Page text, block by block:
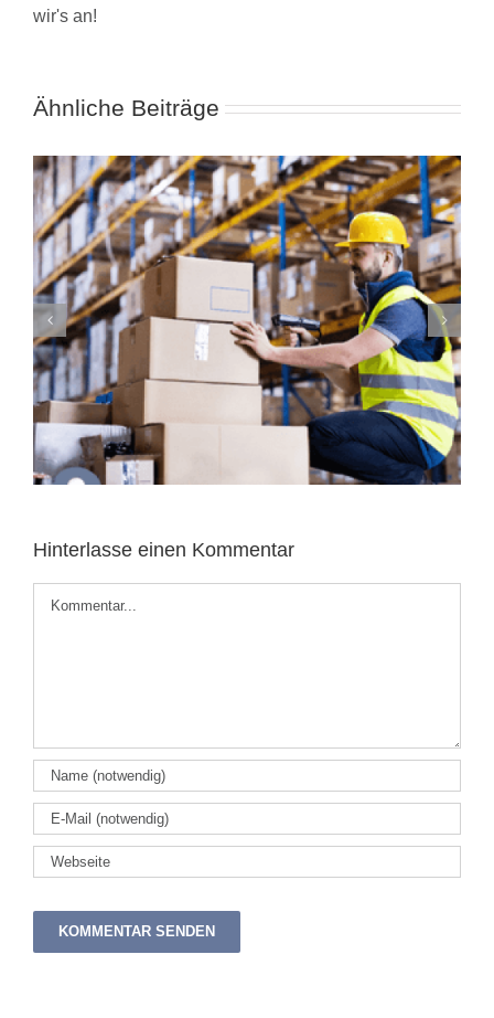
wir's an!
Ähnliche Beiträge
Unternehmensstandort: So findest du
den perfekten Standort für dein
Unternehmen
Hinterlasse einen Kommentar